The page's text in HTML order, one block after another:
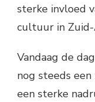
sterke invloed
cultuur in Zuid-
Vandaag de
nog steeds
een sterke